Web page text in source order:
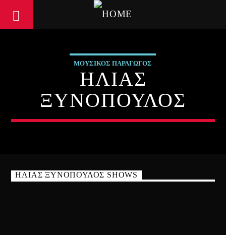
ΜΟΥΣΙΚΟΣ ΠΑΡΑΓΩΓΟΣ
ΗΛΙΑΣ
ΞΥΝΟΠΟΥΛΟΣ
ΗΛΙΑΣ ΞΥΝΟΠΟΥΛΟΣ SHOWS